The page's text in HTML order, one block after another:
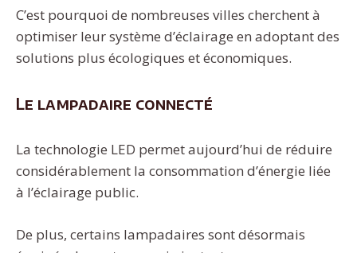
C’est pourquoi de nombreuses villes cherchent à
optimiser leur système d’éclairage en adoptant des
solutions plus écologiques et économiques.
Le lampadaire connecté
La technologie LED permet aujourd’hui de réduire
considérablement la consommation d’énergie liée
à l’éclairage public.
De plus, certains lampadaires sont désormais